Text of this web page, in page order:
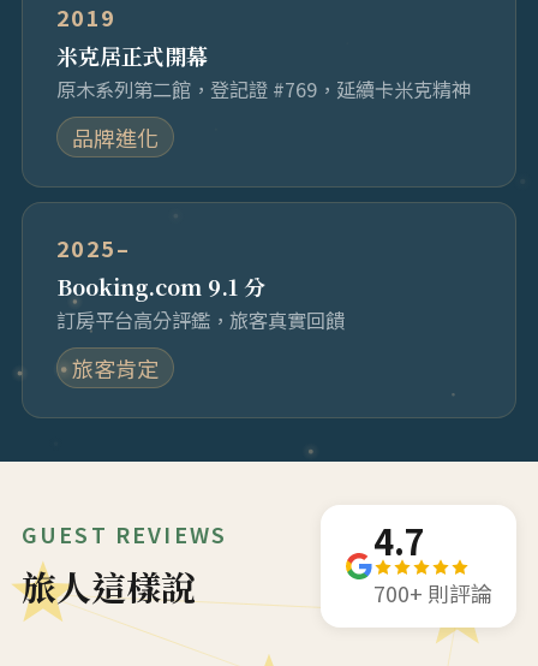
2019
米克居正式開幕
原木系列第二館，登記證 #769，延續卡米克精神
品牌進化
2025–
Booking.com 9.1 分
訂房平台高分評鑑，旅客真實回饋
旅客肯定
GUEST REVIEWS
旅人這樣說
4.7
700+ 則評論